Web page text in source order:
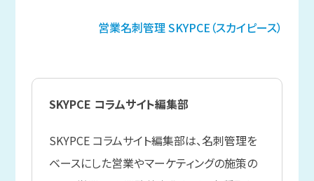
営業名刺管理SKYPCE（スカイピース）
SKYPCE コラムサイト編集部
SKYPCE コラムサイト編集部は、名刺管理を
ベースにした営業やマーケティングの施策の